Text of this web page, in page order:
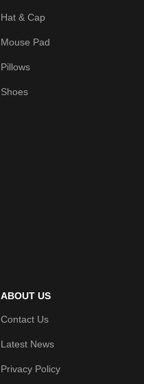
Hat & Cap
Mouse Pad
Pillows
Shoes
ABOUT US
Contact Us
Latest News
Privacy Policy